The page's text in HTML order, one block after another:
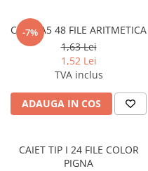
Carti de colorat si povestit
Jocuri / Party
Coperti scolare
Diverse articole pentru scoala
Pachete scolare
Carioci
-7%
CAIET A5 48 FILE ARITMETICA
1,63 Lei
1,52 Lei
TVA inclus
ADAUGA IN COS
CAIET TIP I 24 FILE COLOR
PIGNA